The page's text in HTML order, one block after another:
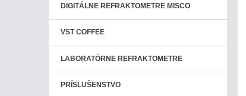
DIGITÁLNE REFRAKTOMETRE MISCO
VST COFFEE
LABORATÓRNE REFRAKTOMETRE
PRÍSLUŠENSTVO